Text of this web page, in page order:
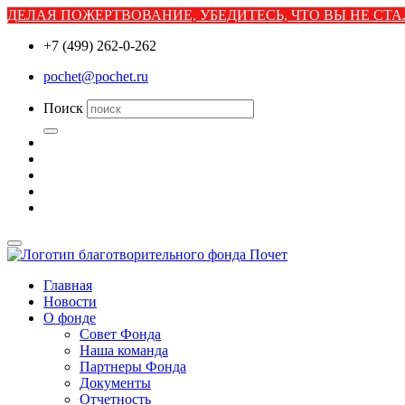
ДЕЛАЯ ПОЖЕРТВОВАНИЕ, УБЕДИТЕСЬ, ЧТО ВЫ НЕ
+7 (499) 262-0-262
pochet@pochet.ru
Поиск
Главная
Новости
О фонде
Совет Фонда
Наша команда
Партнеры Фонда
Документы
Отчетность